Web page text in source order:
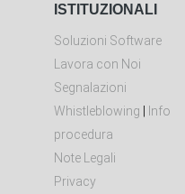
ISTITUZIONALI
Soluzioni Software
Lavora con Noi
Segnalazioni
Whistleblowing
Info
procedura
Note Legali
Privacy